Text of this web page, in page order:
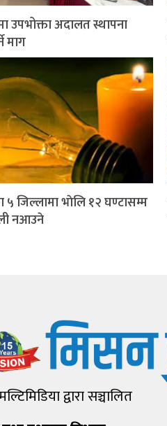
उपभोक्ता अदालत स्थापना
माग
५ जिल्लामा भाेलि १२ घण्टासम्म
नआउने
द्वारा सञ्चालित